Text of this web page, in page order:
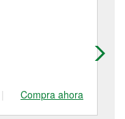
| Compra ahora